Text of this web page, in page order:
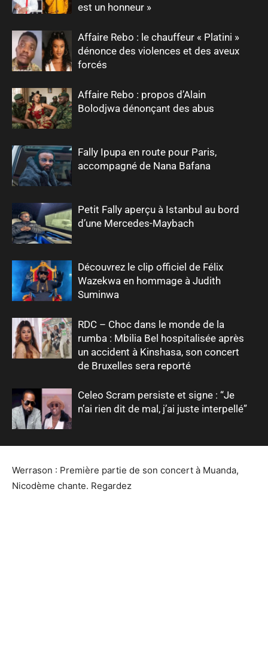
est un honneur »
Affaire Rebo : le chauffeur « Platini »
dénonce des violences et des aveux
forcés
Affaire Rebo : propos d’Alain
Bolodjwa dénonçant des abus
Fally Ipupa en route pour Paris,
accompagné de Nana Bafana
Petit Fally aperçu à Istanbul au bord
d’une Mercedes-Maybach
Découvrez le clip officiel de Félix
Wazekwa en hommage à Judith
Suminwa
RDC – Choc dans le monde de la
rumba : Mbilia Bel hospitalisée après
un accident à Kinshasa, son concert
de Bruxelles sera reporté
Celeo Scram persiste et signe : “Je
n’ai rien dit de mal, j’ai juste interpellé”
Werrason : Première partie de son concert à Muanda,
Nicodème chante. Regardez